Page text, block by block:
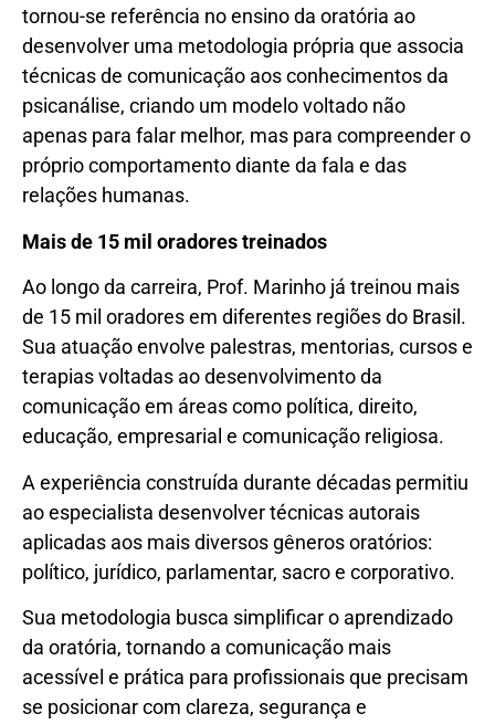
tornou-se referência no ensino da oratória ao
desenvolver uma metodologia própria que associa
técnicas de comunicação aos conhecimentos da
psicanálise, criando um modelo voltado não
apenas para falar melhor, mas para compreender o
próprio comportamento diante da fala e das
relações humanas.
Mais de 15 mil oradores treinados
Ao longo da carreira, Prof. Marinho já treinou mais
de 15 mil oradores em diferentes regiões do Brasil.
Sua atuação envolve palestras, mentorias, cursos e
terapias voltadas ao desenvolvimento da
comunicação em áreas como política, direito,
educação, empresarial e comunicação religiosa.
A experiência construída durante décadas permitiu
ao especialista desenvolver técnicas autorais
aplicadas aos mais diversos gêneros oratórios:
político, jurídico, parlamentar, sacro e corporativo.
Sua metodologia busca simplificar o aprendizado
da oratória, tornando a comunicação mais
acessível e prática para profissionais que precisam
se posicionar com clareza, segurança e